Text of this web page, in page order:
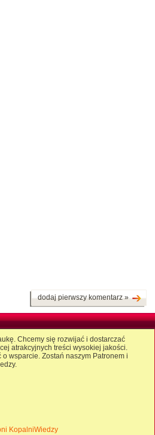
dodaj pierwszy komentarz »
Chcemy się rozwijać i dostarczać
atrakcyjnych treści wysokiej jakości.
wsparcie. Zostań naszym Patronem i
KopalniWiedzy